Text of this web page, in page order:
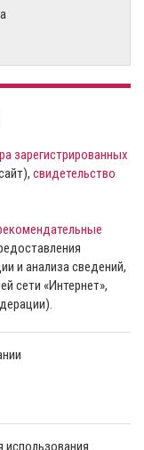
зарегистрированных
свидетельство
и анализа сведений,
сети «Интернет»,
использования